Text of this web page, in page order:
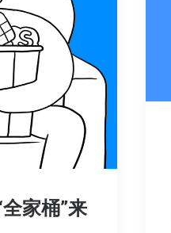
家桶”来